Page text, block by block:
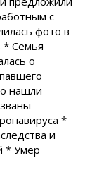
с
фото в
* Семья
о
нашли
*
и
* Умер